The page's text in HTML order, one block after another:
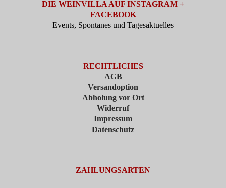
DIE WEINVILLA AUF INSTAGRAM +
FACEBOOK
Events, Spontanes und Tagesaktuelles
RECHTLICHES
AGB
Versandoption
Abholung vor Ort
Widerruf
Impressum
Datenschutz
ZAHLUNGSARTEN